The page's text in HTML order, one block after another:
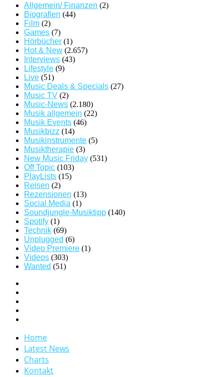
Allgemein/ Finanzen (2)
Biografien (44)
Film (2)
Games (7)
Hörbücher (1)
Hot & New (2.657)
Interviews (43)
Lifestyle (9)
Live (51)
Music Deals & Specials (27)
Music TV (2)
Music-News (2.180)
Musik allgemein (22)
Musik Events (46)
Musikbizz (14)
Musikinstrumente (5)
Musiktherapie (3)
New Music Friday (531)
Off Topic (103)
PlayLists (15)
Reisen (2)
Rezensionen (13)
Social Media (1)
Soundjungle-Musiktipp (140)
Spotify (1)
Technik (69)
Unplugged (6)
Video Premiere (1)
Videos (303)
Wanted (51)
Home
Latest News
Charts
Kontakt